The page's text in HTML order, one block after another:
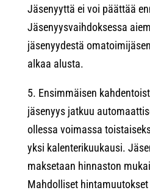
Jäsenyyttä ei voi päättää
Jäsenyysvaihdoksessa
jäsenyydestä
alkaa alusta.
5. Ensimmäisen
jäsenyys jatkuu
ollessa voimassa
yksi kalenterikuukausi.
maksetaan hinnaston
Mahdolliset